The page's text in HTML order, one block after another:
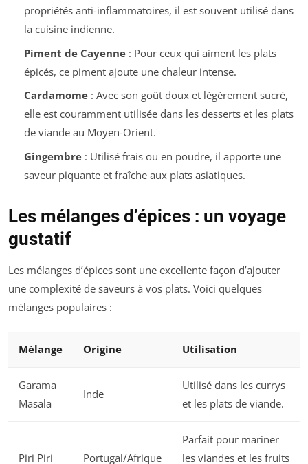
propriétés anti-inflammatoires, il est souvent utilisé dans
la cuisine indienne.
Piment de Cayenne: Pour ceux qui aiment les plats
épicés, ce piment ajoute une chaleur intense.
Cardamome: Avec son goût doux et légèrement sucré,
elle est couramment utilisée dans les desserts et les plats
de viande au Moyen-Orient.
Gingembre: Utilisé frais ou en poudre, il apporte une
saveur piquante et fraîche aux plats asiatiques.
Les mélanges d’épices : un voyage
gustatif
Les mélanges d’épices sont une excellente façon d’ajouter
une complexité de saveurs à vos plats. Voici quelques
mélanges populaires :
Mélange Origine Utilisation
Garama
Masala
Inde
Utilisé dans les currys
et les plats de viande.
Piri Piri Portugal/Afrique
Parfait pour mariner
les viandes et les fruits